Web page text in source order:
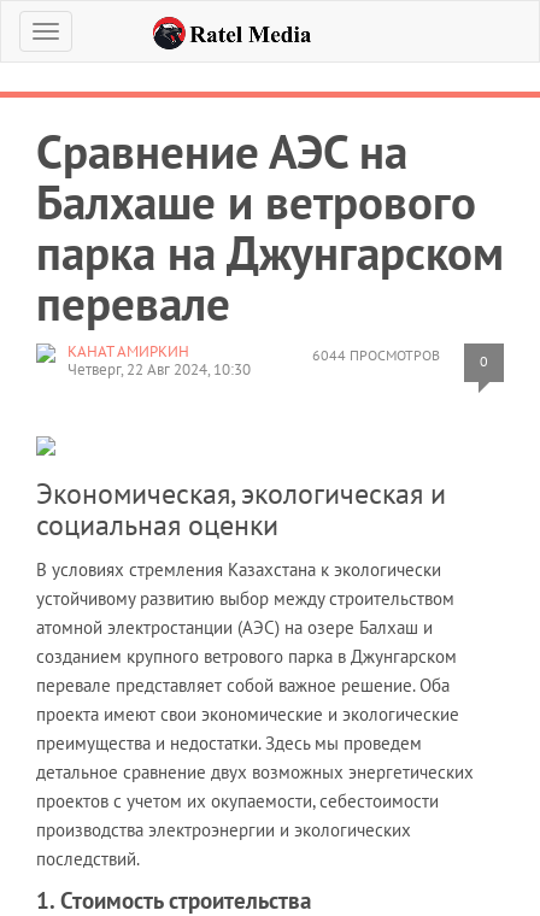
Меню
Сравнение АЭС на
Балхаше и ветрового
парка на Джунгарском
перевале
6044 ПРОСМОТРОВ 0
КАНАТ АМИРКИН
Четверг, 22 Авг 2024, 10:30
Экономическая, экологическая и
социальная оценки
В условиях стремления Казахстана к экологически
устойчивому развитию выбор между строительством
атомной электростанции (АЭС) на озере Балхаш и
созданием крупного ветрового парка в Джунгарском
перевале представляет собой важное решение. Оба
проекта имеют свои экономические и экологические
преимущества и недостатки. Здесь мы проведем
детальное сравнение двух возможных энергетических
проектов с учетом их окупаемости, себестоимости
производства электроэнергии и экологических
последствий.
1. Стоимость строительства